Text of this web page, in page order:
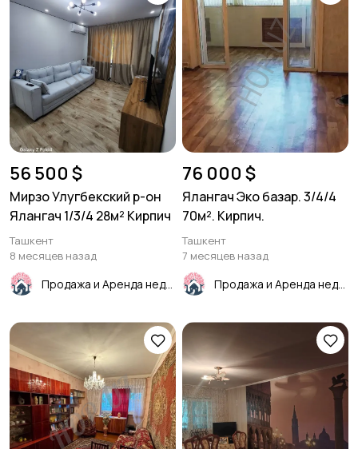
56 500 $
Мирзо Улугбекский р-он
Ялангач 1/3/4 28м² Кирпич
Ташкент
8 месяцев назад
76 000 $
Ялангач Эко базар. 3/4/4
70м². Кирпич.
Ташкент
7 месяцев назад